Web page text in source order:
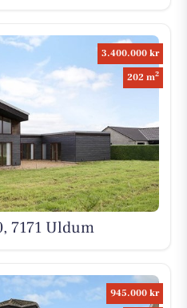
3.400.000 kr
202 m2
7171 Uldum
945.000 kr